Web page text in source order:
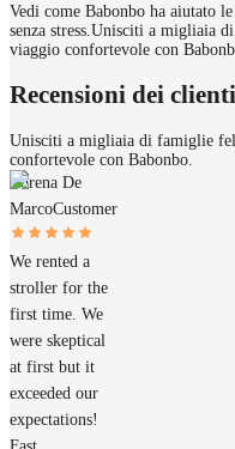
Vedi come Babonbo ha aiutato
senza stress. Unisciti a migliaia
viaggio confortevole con
Recensioni dei clienti
Unisciti a migliaia di famiglie
confortevole con Babonbo.
Lorena De
MarcoCustomer
We rented a
stroller for the
first time. We
were skeptical
at first but it
exceeded our
expectations!